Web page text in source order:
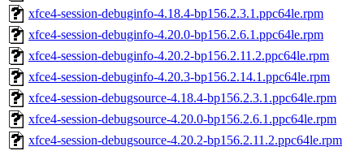
xfce4-session-debuginfo-4.18.4-bp156.2.3.1.ppc64le.rpm
xfce4-session-debuginfo-4.20.0-bp156.2.6.1.ppc64le.rpm
xfce4-session-debuginfo-4.20.2-bp156.2.11.2.ppc64le.rpm
xfce4-session-debuginfo-4.20.3-bp156.2.14.1.ppc64le.rpm
xfce4-session-debugsource-4.18.4-bp156.2.3.1.ppc64le.rpm
xfce4-session-debugsource-4.20.0-bp156.2.6.1.ppc64le.rpm
xfce4-session-debugsource-4.20.2-bp156.2.11.2.ppc64le.rpm